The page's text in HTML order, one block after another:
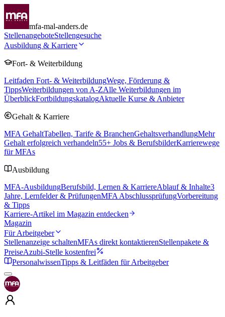
mfa-mal-anders.de
StellenangeboteStellengesuche
Ausbildung & Karriere
Fort- & Weiterbildung
Leitfaden Fort- & WeiterbildungWege, Förderung &
TippsWeiterbildungen von A-ZAlle Weiterbildungen im
ÜberblickFortbildungskatalogAktuelle Kurse & Anbieter
Gehalt & Karriere
MFA GehaltTabellen, Tarife & BranchenGehaltsverhandlungMehr
Gehalt erfolgreich verhandeln55+ Jobs & BerufsbilderKarrierewege
für MFAs
Ausbildung
MFA-AusbildungBerufsbild, Lernen & KarriereAblauf & Inhalte3
Jahre, Lernfelder & PrüfungenMFA AbschlussprüfungVorbereitung
& Tipps
Karriere-Artikel im Magazin entdecken
Magazin
Für Arbeitgeber
Stellenanzeige schaltenMFAs direkt kontaktierenStellenpakete &
PreiseAzubi-Stelle kostenfrei
PersonalwissenTipps & Leitfäden für Arbeitgeber